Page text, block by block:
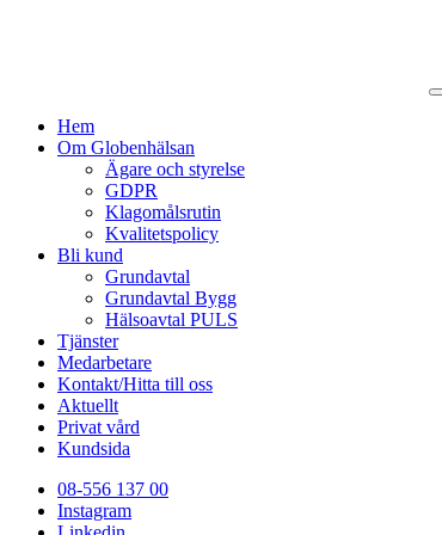
Hem
Om Globenhälsan
Ägare och styrelse
GDPR
Klagomålsrutin
Kvalitetspolicy
Bli kund
Grundavtal
Grundavtal Bygg
Hälsoavtal PULS
Tjänster
Medarbetare
Kontakt/Hitta till oss
Aktuellt
Privat vård
Kundsida
08-556 137 00
Instagram